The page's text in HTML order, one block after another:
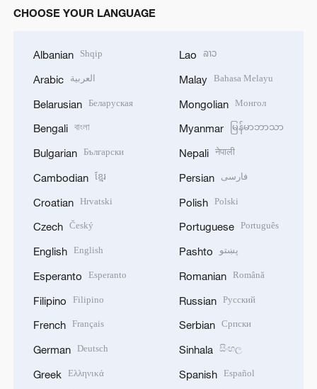
CHOOSE YOUR LANGUAGE
Albanian Shqip
Arabic العربية
Belarusian Беларуская
Bengali বাংলা
Bulgarian Български
Cambodian ខ្មែរ
Croatian Hrvatski
Czech Český
English English
Esperanto Esperanto
Filipino Filipino
French Français
German Deutsch
Greek Ελληνικά
Lao ລາວ
Malay Bahasa Melayu
Mongolian Монгол
Myanmar မြန်မာဘာသာ
Nepali नेपाली
Persian فارسی
Polish Polski
Portuguese Português
Pashto پښتو
Romanian Română
Russian Русский
Serbian Српски
Sinhala සිංහල
Spanish Español